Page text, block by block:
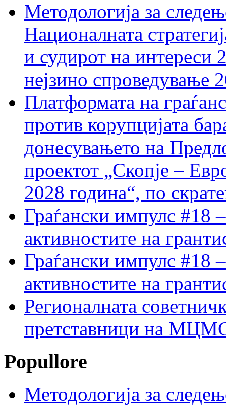
Методологија за
Националната
и судирот на интереси
нејзино спроведување
Платформата на
против корупцијата
донесувањето на
проектот „Скопје –
2028 година“, по
Граѓански импулс #18
активностите на
Граѓански импулс #18
активностите на
Регионалната
претставници на МЦМС
Popullore
Методологија за